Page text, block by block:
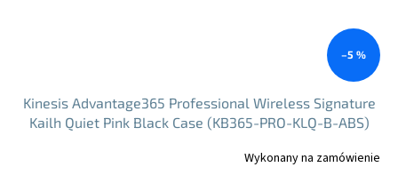
–5 %
Kinesis Advantage365 Professional Wireless Signature
Kailh Quiet Pink Black Case (KB365-PRO-KLQ-B-ABS)
Wykonany na zamówienie